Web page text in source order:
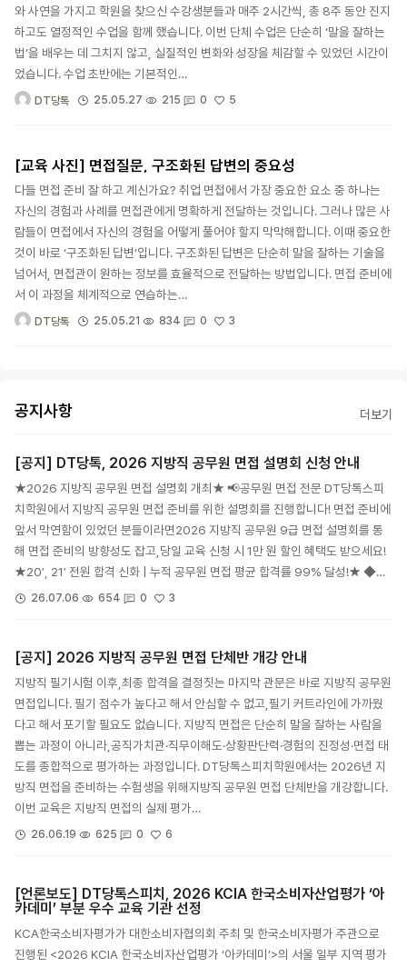
와 사연을 가지고 학원을 찾으신 수강생분들과 매주 2시간씩, 총 8주 동안 진지
하고도 열정적인 수업을 함께 했습니다. 이번 단체 수업은 단순히 ‘말을 잘하는
법’을 배우는 데 그치지 않고, 실질적인 변화와 성장을 체감할 수 있었던 시간이
었습니다. 수업 초반에는 기본적인…
DT당톡 25.05.27 215 0 5
[교육 사진] 면접질문, 구조화된 답변의 중요성
다들 면접 준비 잘 하고 계신가요? 취업 면접에서 가장 중요한 요소 중 하나는
자신의 경험과 사례를 면접관에게 명확하게 전달하는 것입니다. 그러나 많은 사
람들이 면접에서 자신의 경험을 어떻게 풀어야 할지 막막해합니다. 이때 중요한
것이 바로 ‘구조화된 답변’입니다. 구조화된 답변은 단순히 말을 잘하는 기술을
넘어서, 면접관이 원하는 정보를 효율적으로 전달하는 방법입니다. 면접 준비에
서 이 과정을 체계적으로 연습하는…
DT당톡 25.05.21 834 0 3
공지사항 더보기
[공지] DT당톡, 2026 지방직 공무원 면접 설명회 신청 안내
★2026 지방직 공무원 면접 설명회 개최★ 📢공무원 면접 전문 DT당톡스피
치학원에서 지방직 공무원 면접 준비를 위한 설명회를 진행합니다! 면접 준비에
앞서 막연함이 있었던 분들이라면2026 지방직 공무원 9급 면접 설명회를 통
해 면접 준비의 방향성도 잡고,당일 교육 신청 시 1만 원 할인 혜택도 받으세요!
★20′, 21′ 전원 합격 신화 | 누적 공무원 면접 평균 합격률 99% 달성!★ ◆…
26.07.06 654 0 3
[공지] 2026 지방직 공무원 면접 단체반 개강 안내
지방직 필기시험 이후,최종 합격을 결정짓는 마지막 관문은 바로 지방직 공무원
면접입니다. 필기 점수가 높다고 해서 안심할 수 없고,필기 커트라인에 가까웠
다고 해서 포기할 필요도 없습니다. 지방직 면접은 단순히 말을 잘하는 사람을
뽑는 과정이 아니라,공직가치관·직무이해도·상황판단력·경험의 진정성·면접 태
도를 종합적으로 평가하는 과정입니다. DT당톡스피치학원에서는 2026년 지
방직 면접을 준비하는 수험생을 위해지방직 공무원 면접 단체반을 개강합니다.
이번 교육은 지방직 면접의 실제 평가…
26.06.19 625 0 6
[언론보도] DT당톡스피치, 2026 KCIA 한국소비자산업평가 ‘아
카데미’ 부분 우수 교육 기관 선정
KCA한국소비자평가가 대한소비자협의회 주최 및 한국소비자평가 주관으로
진행된 <2026 KCIA 한국소비자산업평가 ‘아카데미’>의 서울 일부 지역 평가